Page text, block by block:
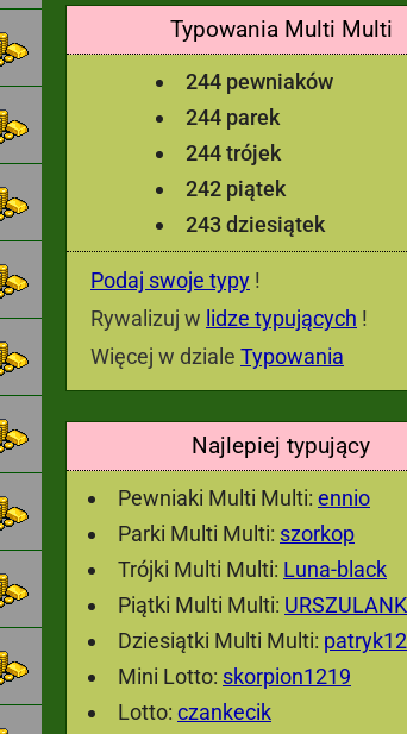
Typowania Multi Multi
244 pewniaków
244 parek
244 trójek
242 piątek
243 dziesiątek
Podaj swoje typy !
Rywalizuj w lidze typujących !
Więcej w dziale Typowania
Najlepiej typujący
Pewniaki Multi Multi: ennio
Parki Multi Multi: szorkop
Trójki Multi Multi: Luna-black
Piątki Multi Multi:
Dziesiątki Multi Multi:
Mini Lotto: skorpion1219
Lotto: czankecik